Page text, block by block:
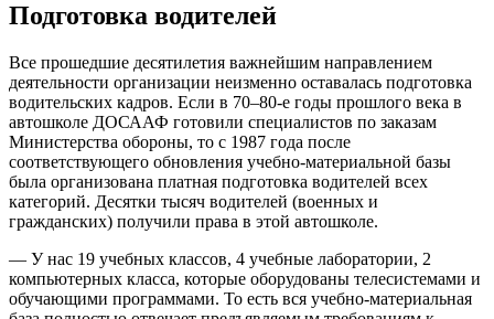
Подготовка водителей
Все прошедшие десятилетия важнейшим направлением
деятельности организации неизменно оставалась подготовка
водительских кадров. Если в 70–80-е годы прошлого века в
автошколе ДОСААФ готовили специалистов по заказам
Министерства обороны, то с 1987 года после
соответствующего обновления учебно-материальной базы
была организована платная подготовка водителей всех
категорий. Десятки тысяч водителей (военных и
гражданских) получили права в этой автошколе.
— У нас 19 учебных классов, 4 учебные лаборатории, 2
компьютерных класса, которые оборудованы телесистемами и
обучающими программами. То есть вся учебно-материальная